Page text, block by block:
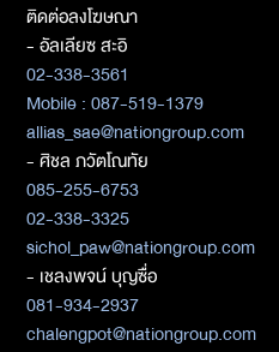
ติดต่อลงโฆษณา
- อัลเลียซ สะอิ
02-338-3561
Mobile : 087-519-1379
allias_sae@nationgroup.com
- ศิชล ภวัตโณทัย
085-255-6753
02-338-3325
sichol_paw@nationgroup.com
- เชลงพจน์ บุญซื่อ
081-934-2937
chalengpot@nationgroup.com